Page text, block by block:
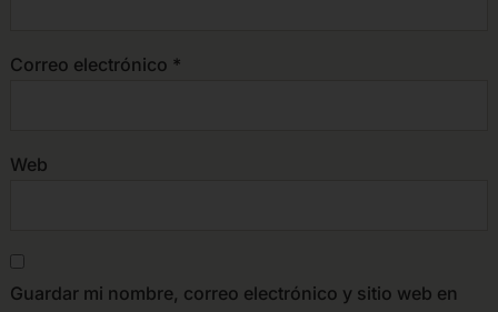
Correo electrónico *
Web
Guardar mi nombre, correo electrónico y sitio web en